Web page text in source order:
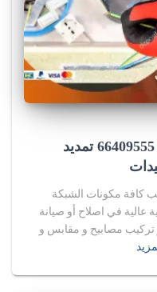
فني كهربائي منازل السالمي 66409555 تمديد
كافة مكونات الشبكة
عالية في اصلاح أو صيانة
و تركيب مصابيح و مقابس و